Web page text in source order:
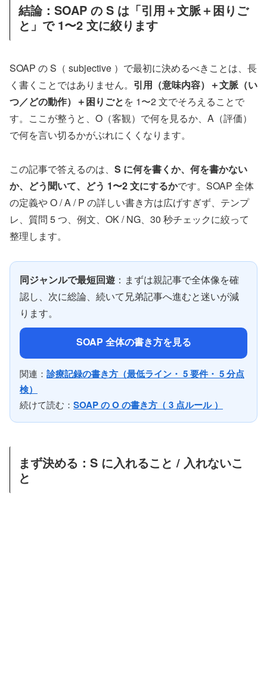
結論：SOAP の S は「引用＋文脈＋困りご
と」で 1〜2 文に絞ります
SOAP の S（ subjective ）で最初に決めるべきことは、長
く書くことではありません。 引用（意味内容）＋文脈（い
つ／どの動作）＋困りごとを 1〜2 文でそろえることで
す。ここが整うと、O（客観）で何を見るか、A（評価）
で何を言い切るかがぶれにくくなります。
この記事で答えるのは、 S に何を書くか、何を書かない
か、どう聞いて、どう 1〜2 文にするかです。SOAP 全体
の定義や O / A / P の詳しい書き方は広げすぎず、テンプ
レ、質問 5 つ、例文、OK / NG、30 秒チェックに絞って
整理します。
同ジャンルで最短回遊 ：まずは親記事で全体像を確
認し、次に総論、続いて兄弟記事へ進むと迷いが減
ります。
SOAP 全体の書き方を見る
関連： 診療記録の書き方（最低ライン・ 5 要件・ 5 分点
検）
続けて読む： SOAP の O の書き方（ 3 点ルール ）
まず決める：S に入れること / 入れないこ
と